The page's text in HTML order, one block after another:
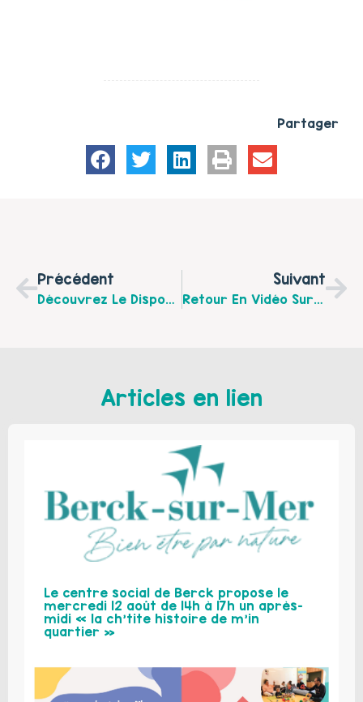
Partager
Précédent
Découvrez Le Dispositif Solu’Garde De L’AADCMO
Suivant
Retour En Vidéo Sur L’actualité De Ce Début D’année Du Centre SocioCulturel Audrey Bartier
Articles en lien
Le centre social de Berck propose le
mercredi 12 août de 14h à 17h un après-
midi « la ch’tite histoire de m’in
quartier »